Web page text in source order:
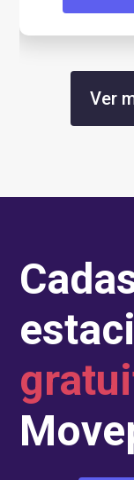
Ver